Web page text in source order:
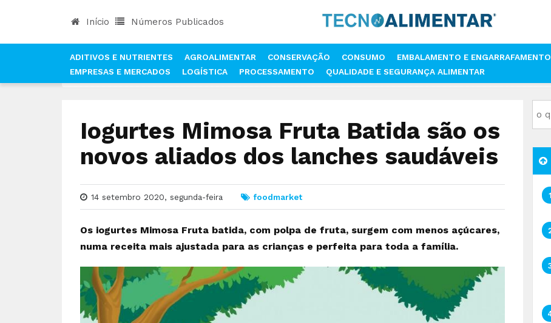
Início Números Publicados
ADITIVOS E NUTRIENTES AGROALIMENTAR CONSERVAÇÃO CONSUMO
EMBALAMENTO E ENGARRAFAMENTO
EMPRESAS E MERCADOS
LOGÍSTICA PROCESSAMENTO QUALIDADE E SEGURANÇA ALIMENTAR
IOGURTES MIMOSA FRUTA BATIDA SÃO OS NOVOS ALIADOS DOS LANCHES SAUDÁVEIS
Iogurtes Mimosa Fruta Batida são os
novos aliados dos lanches saudáveis
14 setembro 2020, segunda-feira foodmarket
Os iogurtes Mimosa Fruta batida, com polpa de fruta, surgem com menos açúcares,
numa receita mais ajustada para as crianças e perfeita para toda a família.